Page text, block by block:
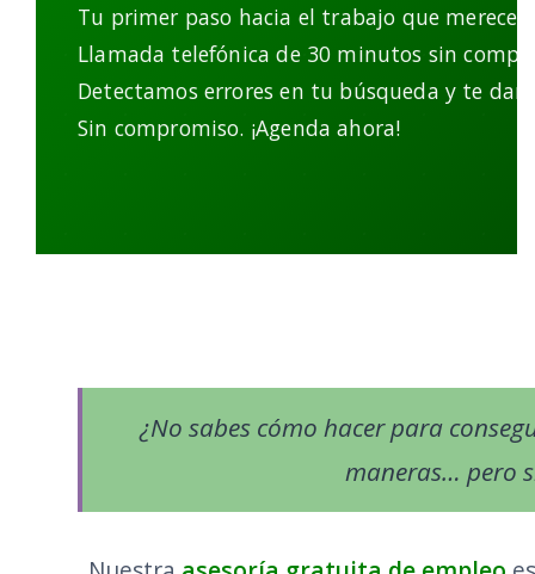
Tu primer paso hacia el trabajo que mereces.
Llamada telefónica de 30 minutos sin
Detectamos errores en tu búsqueda y te
Sin compromiso. ¡Agenda ahora!
¿No sabes cómo hacer para
maneras… pero